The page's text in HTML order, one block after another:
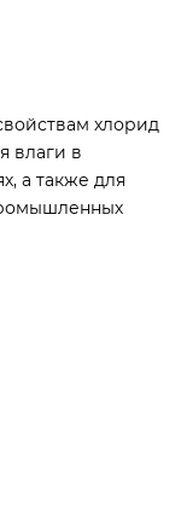
хлорид
влаги в
а также для